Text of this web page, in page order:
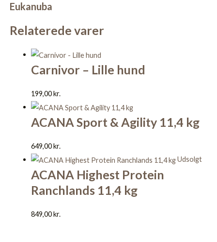
Eukanuba
Relaterede varer
Carnivor – Lille hund
199,00kr.
ACANA Sport & Agility 11,4 kg
649,00kr.
Udsolgt
ACANA Highest Protein
Ranchlands 11,4 kg
849,00kr.